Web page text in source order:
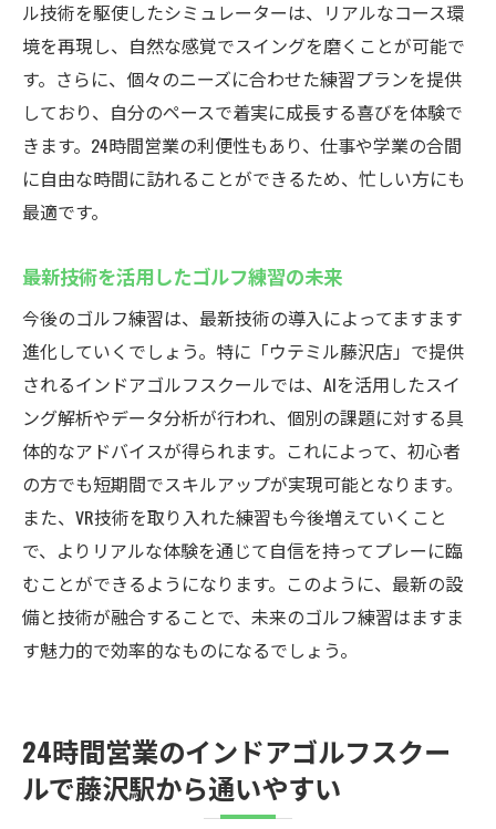
ル技術を駆使したシミュレーターは、リアルなコース環
境を再現し、自然な感覚でスイングを磨くことが可能で
す。さらに、個々のニーズに合わせた練習プランを提供
しており、自分のペースで着実に成長する喜びを体験で
きます。24時間営業の利便性もあり、仕事や学業の合間
に自由な時間に訪れることができるため、忙しい方にも
最適です。
最新技術を活用したゴルフ練習の未来
今後のゴルフ練習は、最新技術の導入によってますます
進化していくでしょう。特に「ウテミル藤沢店」で提供
されるインドアゴルフスクールでは、AIを活用したスイ
ング解析やデータ分析が行われ、個別の課題に対する具
体的なアドバイスが得られます。これによって、初心者
の方でも短期間でスキルアップが実現可能となります。
また、VR技術を取り入れた練習も今後増えていくこと
で、よりリアルな体験を通じて自信を持ってプレーに臨
むことができるようになります。このように、最新の設
備と技術が融合することで、未来のゴルフ練習はますま
す魅力的で効率的なものになるでしょう。
24時間営業のインドアゴルフスクー
ルで藤沢駅から通いやすい